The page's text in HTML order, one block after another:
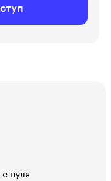
нуля